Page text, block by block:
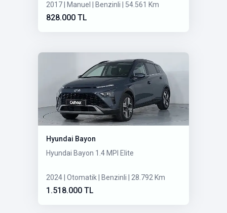
2017 | Manuel | Benzinli | 54.561 Km
828.000 TL
Hyundai Bayon
Hyundai Bayon 1.4 MPI Elite
2024 | Otomatik | Benzinli | 28.792 Km
1.518.000 TL